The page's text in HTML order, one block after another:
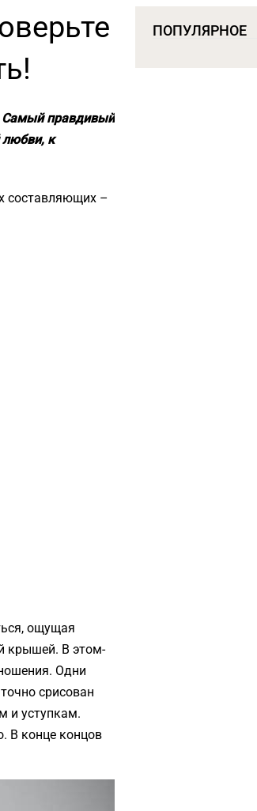
Самый правдивый
любви, к
составляющих –
ощущая
крышей. В этом-
Одни
срисован
и уступкам.
В конце концов
ПОПУЛЯРНОЕ